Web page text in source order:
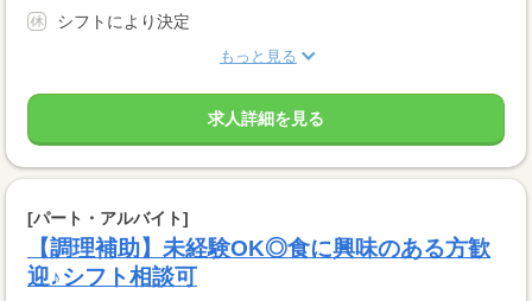
シフトにより決定
もっと見る
求人詳細を見る
[パート・アルバイト]
【調理補助】未経験OK◎食に興味のある方歓
迎♪シフト相談可